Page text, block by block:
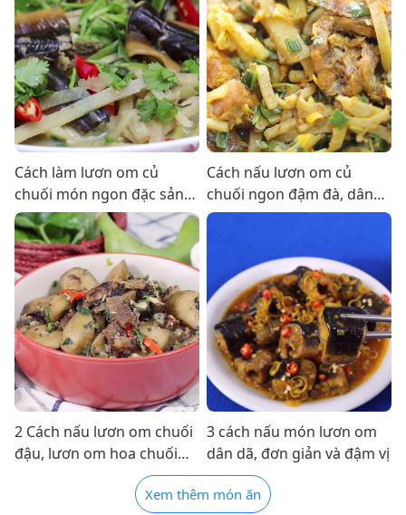
Cách làm lươn om củ
chuối món ngon đặc sản
siêu hấp dẫn
Cách nấu lươn om củ
chuối ngon đậm đà, dân
dã tại nhà ai ăn cũng thích
2 Cách nấu lươn om chuối
đậu, lươn om hoa chuối
đậm đà, ngon miệng
3 cách nấu món lươn om
dân dã, đơn giản và đậm vị
Xem thêm món ăn